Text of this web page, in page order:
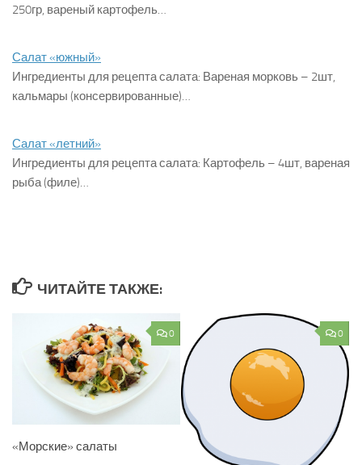
250гр, вареный картофель…
Салат «южный»
Ингредиенты для рецепта салата: Вареная морковь – 2шт,
кальмары (консервированные)…
Салат «летний»
Ингредиенты для рецепта салата: Картофель – 4шт, вареная
рыба (филе)…
ЧИТАЙТЕ ТАКЖЕ:
0
«Морские» салаты
0